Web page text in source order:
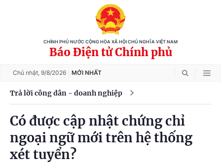
CHÍNH PHỦ NƯỚC CỘNG HÒA XÃ HỘI CHỦ NGHĨA VIỆT NAM
Báo Điện tử Chính phủ
Chủ nhật, 9/8/2026 MỚI NHẤT
Trả lời công dân - doanh nghiệp
Có được cập nhật chứng chỉ
ngoại ngữ mới trên hệ thống
xét tuyển?